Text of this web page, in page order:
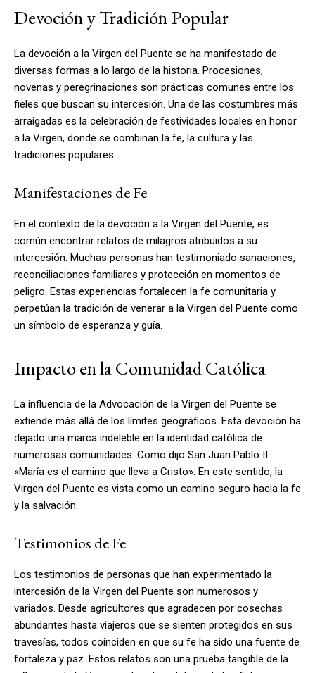
Devoción y Tradición Popular
La devoción a la Virgen del Puente se ha manifestado de
diversas formas a lo largo de la historia. Procesiones,
novenas y peregrinaciones son prácticas comunes entre los
fieles que buscan su intercesión. Una de las costumbres más
arraigadas es la celebración de festividades locales en honor
a la Virgen, donde se combinan la fe, la cultura y las
tradiciones populares.
Manifestaciones de Fe
En el contexto de la devoción a la Virgen del Puente, es
común encontrar relatos de milagros atribuidos a su
intercesión. Muchas personas han testimoniado sanaciones,
reconciliaciones familiares y protección en momentos de
peligro. Estas experiencias fortalecen la fe comunitaria y
perpetúan la tradición de venerar a la Virgen del Puente como
un símbolo de esperanza y guía.
Impacto en la Comunidad Católica
La influencia de la Advocación de la Virgen del Puente se
extiende más allá de los límites geográficos. Esta devoción ha
dejado una marca indeleble en la identidad católica de
numerosas comunidades. Como dijo San Juan Pablo II:
«María es el camino que lleva a Cristo». En este sentido, la
Virgen del Puente es vista como un camino seguro hacia la fe
y la salvación.
Testimonios de Fe
Los testimonios de personas que han experimentado la
intercesión de la Virgen del Puente son numerosos y
variados. Desde agricultores que agradecen por cosechas
abundantes hasta viajeros que se sienten protegidos en sus
travesías, todos coinciden en que su fe ha sido una fuente de
fortaleza y paz. Estos relatos son una prueba tangible de la